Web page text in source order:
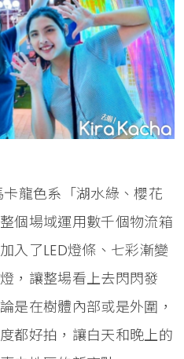
龍色系「湖水綠、櫻花
個場域運用數千個物流箱
入了LED燈條、七彩漸變
，讓整場看上去閃閃發
是在樹體內部或是外圍，
都好拍，讓白天和晚上的